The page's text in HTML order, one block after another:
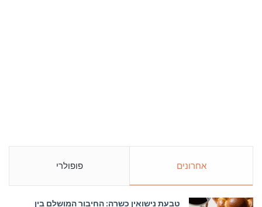
אחרונים פופולרי
טבעת נישואין כשרה: החיבור המושלם בין